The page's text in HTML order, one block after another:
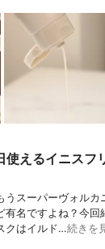
使えるイニスフ
うスーパーヴォルカ
有名ですよね？今回
クはイルド…続きを